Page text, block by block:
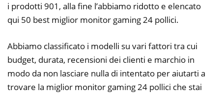
i prodotti 901, alla fine l’abbiamo ridotto e elencato
qui 50 best miglior monitor gaming 24 pollici.
Abbiamo classificato i modelli su vari fattori tra cui
budget, durata, recensioni dei clienti e marchio in
modo da non lasciare nulla di intentato per aiutarti a
trovare la miglior monitor gaming 24 pollici che stai